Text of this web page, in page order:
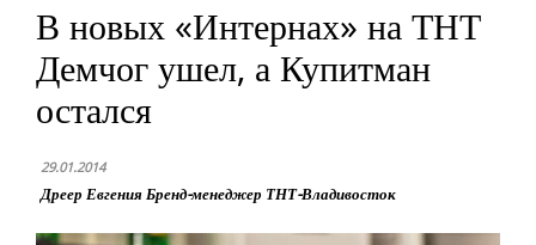
В новых «Интернах» на ТНТ
Демчог ушел, а Купитман
остался
29.01.2014
Дреер Евгения Бренд-менеджер ТНТ-Владивосток